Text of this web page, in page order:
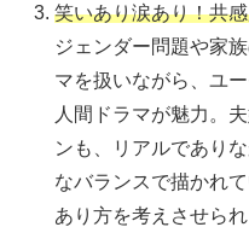
笑いあり涙あり！共
ジェンダー問題や家
マを扱いながら、ユ
人間ドラマが魅力。
ンも、リアルであり
なバランスで描かれ
あり方を考えさせら